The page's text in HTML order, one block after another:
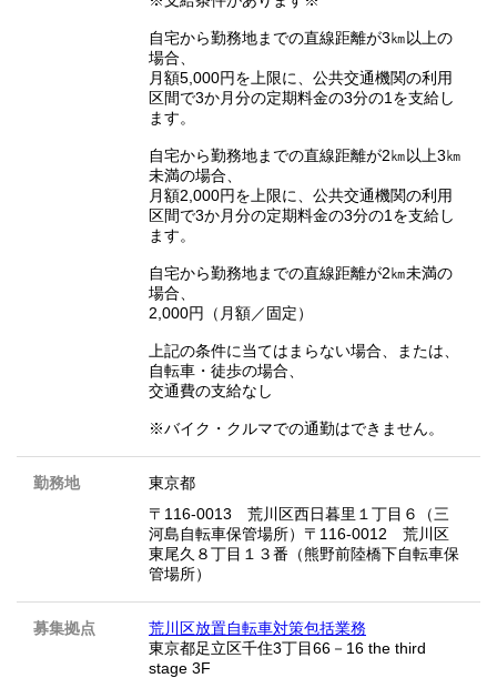
自宅から勤務地までの直線距離が3㎞以上の
場合、
月額5,000円を上限に、公共交通機関の利用
区間で3か月分の定期料金の3分の1を支給し
ます。
自宅から勤務地までの直線距離が2㎞以上3㎞
未満の場合、
月額2,000円を上限に、公共交通機関の利用
区間で3か月分の定期料金の3分の1を支給し
ます。
自宅から勤務地までの直線距離が2㎞未満の
場合、
2,000円（月額／固定）
上記の条件に当てはまらない場合、または、
自転車・徒歩の場合、
交通費の支給なし
※バイク・クルマでの通勤はできません。
勤務地
東京都
〒116-0013 荒川区西日暮里１丁目６（三
河島自転車保管場所）〒116-0012 荒川区
東尾久８丁目１３番（熊野前陸橋下自転車保
管場所）
募集拠点
荒川区放置自転車対策包括業務
東京都足立区千住3丁目66－16 the third
stage 3F